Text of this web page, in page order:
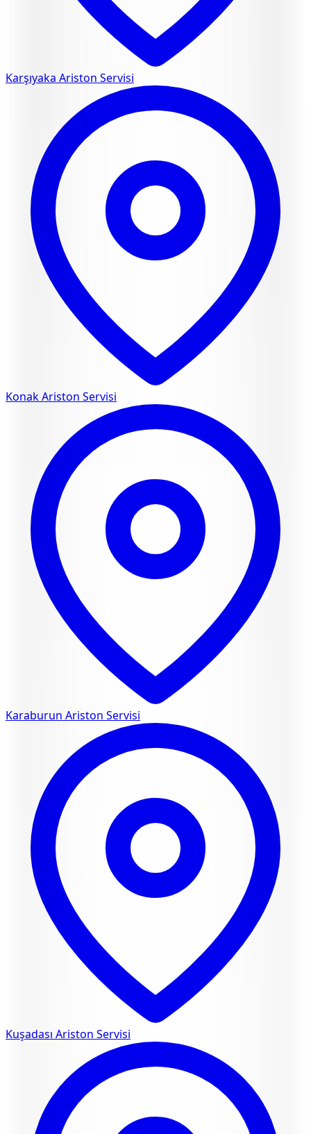
Karşıyaka Ariston Servisi
KonakAriston Servisi
Karaburun Ariston Servisi
Kuşadası Ariston Servisi